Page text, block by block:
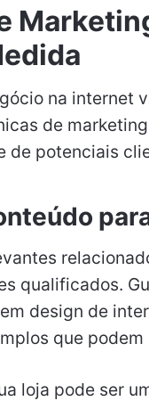
na internet
de
de potenciais
qualificados.
design de
que
loja pode ser